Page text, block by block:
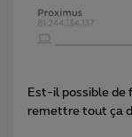
Est-il possible de
remettre tout ça